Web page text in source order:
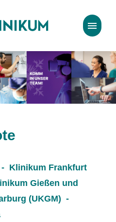
Klinikum Frankfurt
Gießen und
(UKGM) -